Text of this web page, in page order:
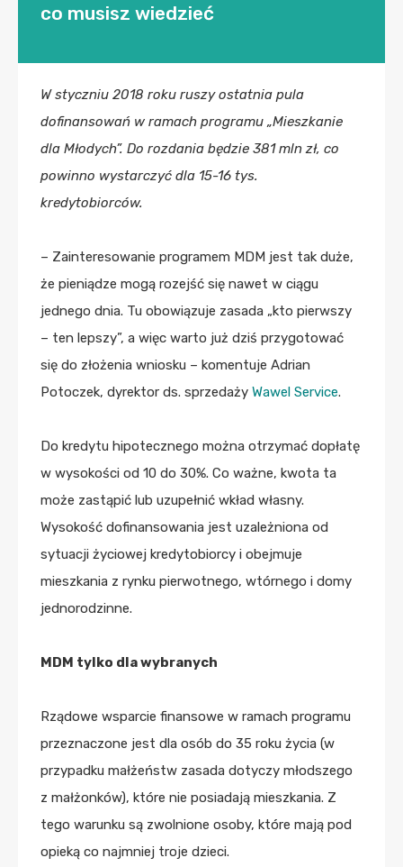
co musisz wiedzieć
W styczniu 2018 roku ruszy ostatnia pula
dofinansowań w ramach programu „Mieszkanie
dla Młodych”. Do rozdania będzie 381 mln zł, co
powinno wystarczyć dla 15-16 tys.
kredytobiorców.
– Zainteresowanie programem MDM jest tak duże,
że pieniądze mogą rozejść się nawet w ciągu
jednego dnia. Tu obowiązuje zasada „kto pierwszy
– ten lepszy”, a więc warto już dziś przygotować
się do złożenia wniosku – komentuje Adrian
Potoczek, dyrektor ds. sprzedaży Wawel Service.
Do kredytu hipotecznego można otrzymać dopłatę
w wysokości od 10 do 30%. Co ważne, kwota ta
może zastąpić lub uzupełnić wkład własny.
Wysokość dofinansowania jest uzależniona od
sytuacji życiowej kredytobiorcy i obejmuje
mieszkania z rynku pierwotnego, wtórnego i domy
jednorodzinne.
MDM tylko dla wybranych
Rządowe wsparcie finansowe w ramach programu
przeznaczone jest dla osób do 35 roku życia (w
przypadku małżeństw zasada dotyczy młodszego
z małżonków), które nie posiadają mieszkania. Z
tego warunku są zwolnione osoby, które mają pod
opieką co najmniej troje dzieci.